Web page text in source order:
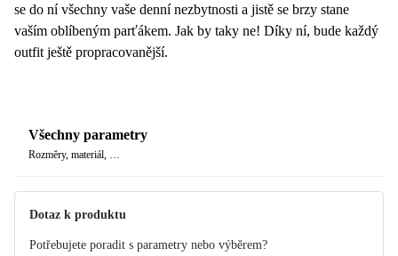
se do ní všechny vaše denní nezbytnosti a jistě se brzy stane
vaším oblíbeným parťákem. Jak by taky ne! Díky ní, bude každý
outfit ještě propracovanější.
Všechny parametry
Rozměry, materiál, …
Dotaz k produktu
Potřebujete poradit s parametry nebo výběrem?